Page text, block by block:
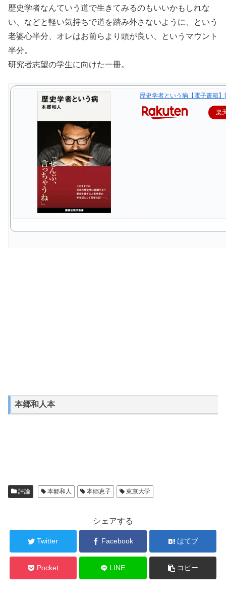
歴史学者なんていう道で生きてみるのもいいかもしれな
い、などと軽い気持ちで道を踏み外さないように、という
老婆心半分、オレはお前らより頭が良い、というマウント
半分。
研究者志望の学生に向けた一冊。
歴史学者という病【電子書籍】
楽
本郷和人本
評論 本郷和人 本郷恵子 東京大学
シェアする
Twitter Facebook はてブ
Pocket LINE コピー